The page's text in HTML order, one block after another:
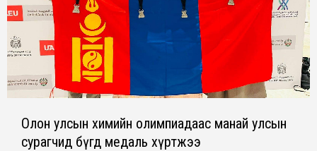
Олон улсын химийн олимпиадаас манай улсын
сурагчид бүгд медаль хүртжээ